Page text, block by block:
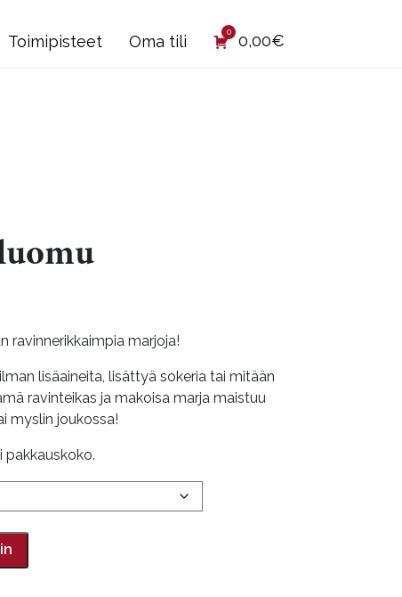
Toimipisteet Oma tili 0 0,00€
ravinnerikkaimpia marjoja!
lisäaineita, lisättyä sokeria tai mitään
ravinteikas ja makoisa marja maistuu
myslin joukossa!
pakkauskoko.